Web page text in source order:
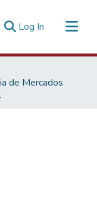
Log In (current)
de Mercados